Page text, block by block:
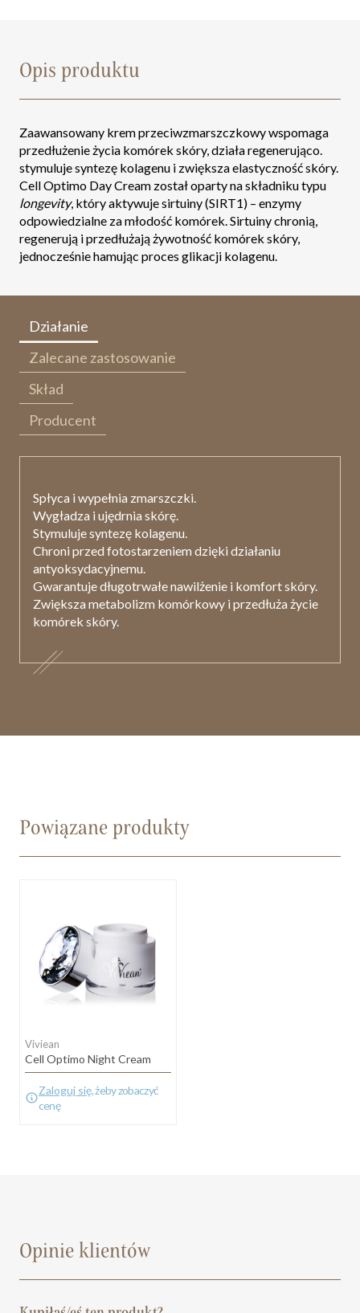
Opis produktu
Zaawansowany krem przeciwzmarszczkowy wspomaga
przedłużenie życia komórek skóry, działa regenerująco.
stymuluje syntezę kolagenu i zwiększa elastyczność skóry.
Cell Optimo Day Cream został oparty na składniku typu
longevity, który aktywuje sirtuiny (SIRT1) – enzymy
odpowiedzialne za młodość komórek. Sirtuiny chronią,
regenerują i przedłużają żywotność komórek skóry,
jednocześnie hamując proces glikacji kolagenu.
Działanie
Zalecane zastosowanie
Skład
Producent
Spłyca i wypełnia zmarszczki.
Wygładza i ujędrnia skórę.
Stymuluje syntezę kolagenu.
Chroni przed fotostarzeniem dzięki działaniu
antyoksydacyjnemu.
Gwarantuje długotrwałe nawilżenie i komfort skóry.
Zwiększa metabolizm komórkowy i przedłuża życie
komórek skóry.
Powiązane produkty
Viviean
Cell Optimo Night Cream
Zaloguj się, żeby zobaczyć
cenę
Opinie klientów